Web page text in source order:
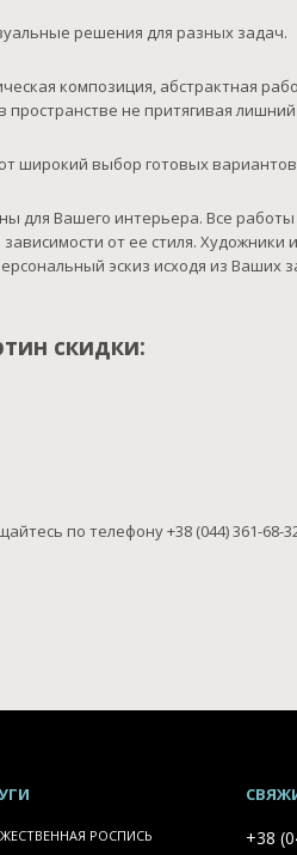
решения для разных задач.
композиция, абстрактная
не притягивая лишний
выбор готовых
для Вашего интерьера. Все
от ее стиля.
эскиз исходя из Ваших
скидки:
по телефону +38 (044) 361-68-
РОСПИСЬ
+38